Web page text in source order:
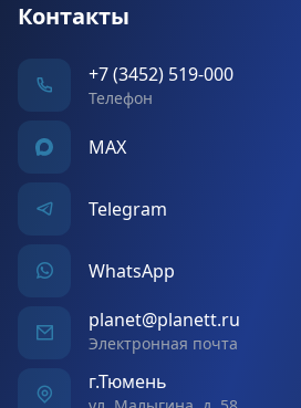
Контакты
+7 (3452) 519-000
Телефон
MAX
Telegram
WhatsApp
planet@planett.ru
Электронная почта
г.Тюмень